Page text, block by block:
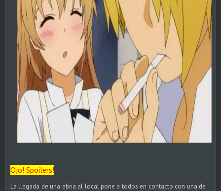
Ojo! Spoilers!
La llegada de una ebria al local pone a todos en contacto con una de